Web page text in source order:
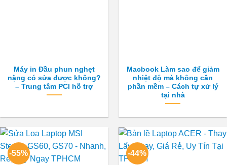
Máy in Đầu phun nghẹt
nặng có sửa được không?
– Trung tâm PCI hỗ trợ
Macbook Làm sao để giảm
nhiệt độ mà không cần
phần mềm – Cách tự xử lý
tại nhà
-55% -44%